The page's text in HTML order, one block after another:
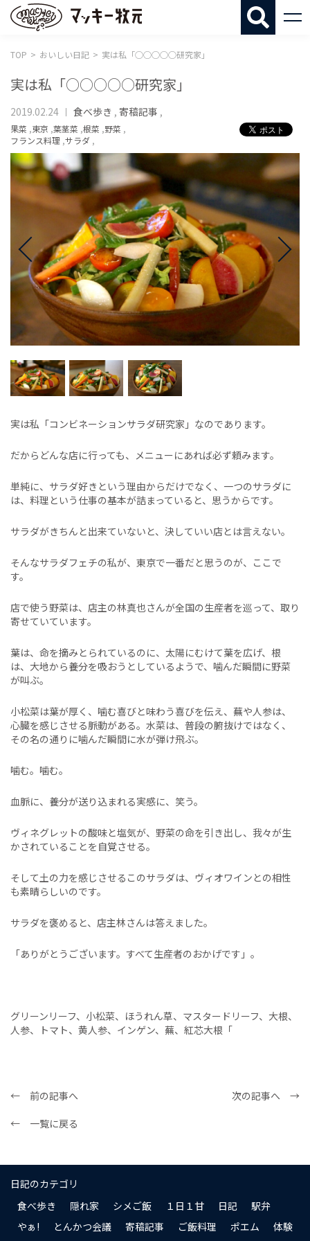
TOP おいしい日記 実は私「○○○○○研究家」
実は私「○○○○○研究家」
2019.02.24 食べ歩き , 寄稿記事 ,
果菜 ,東京 ,葉茎菜 ,根菜 ,野菜 ,
フランス料理 ,サラダ ,
実は私「コンビネーションサラダ研究家」なのであります。
だからどんな店に行っても、メニューにあれば必ず頼みます。
単純に、サラダ好きという理由からだけでなく、一つのサラダに
は、料理という仕事の基本が詰まっていると、思うからです。
サラダがきちんと出来ていないと、決していい店とは言えない。
そんなサラダフェチの私が、東京で一番だと思うのが、ここで
す。
店で使う野菜は、店主の林真也さんが全国の生産者を巡って、取り
寄せていています。
葉は、命を摘みとられているのに、太陽にむけて葉を広げ、根
は、大地から養分を吸おうとしているようで、噛んだ瞬間に野菜
が叫ぶ。
小松菜は葉が厚く、噛む喜びと味わう喜びを伝え、蕪や人参は、
心臓を感じさせる脈動がある。水菜は、普段の腑抜けではなく、
その名の通りに噛んだ瞬間に水が弾け飛ぶ。
噛む。噛む。
血脈に、養分が送り込まれる実感に、笑う。
ヴィネグレットの酸味と塩気が、野菜の命を引き出し、我々が生
かされていることを自覚させる。
そして土の力を感じさせるこのサラダは、ヴィオワインとの相性
も素晴らしいのです。
サラダを褒めると、店主林さんは答えました。
「ありがとうございます。すべて生産者のおかげです」。
グリーンリーフ、小松菜、ほうれん草、マスタードリーフ、大根、
人参、トマト、黄人参、インゲン、蕪、紅芯大根「
← 前の記事へ
次の記事へ →
← 一覧に戻る
日記のカテゴリ
食べ歩き
隠れ家 シメご飯 １日１甘 日記
駅弁
やぁ!
とんかつ会議 寄稿記事 ご飯料理 ポエム
体験